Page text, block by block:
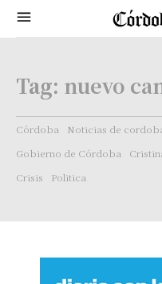
Tag: nuevo
Córdoba Noticias de
Gobierno de Córdoba
Crisis
Politica